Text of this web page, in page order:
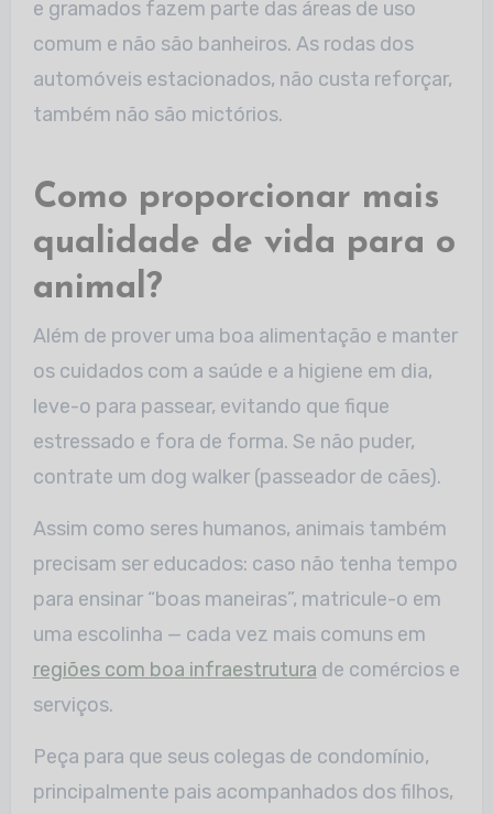
e gramados fazem parte das áreas de uso
comum e não são banheiros. As rodas dos
automóveis estacionados, não custa reforçar,
também não são mictórios.
Como proporcionar mais
qualidade de vida para o
animal?
Além de prover uma boa alimentação e manter
os cuidados com a saúde e a higiene em dia,
leve-o para passear, evitando que fique
estressado e fora de forma. Se não puder,
contrate um dog walker (passeador de cães).
Assim como seres humanos, animais também
precisam ser educados: caso não tenha tempo
para ensinar “boas maneiras”, matricule-o em
uma escolinha — cada vez mais comuns em
regiões com boa infraestrutura de comércios e
serviços.
Peça para que seus colegas de condomínio,
principalmente pais acompanhados dos filhos,